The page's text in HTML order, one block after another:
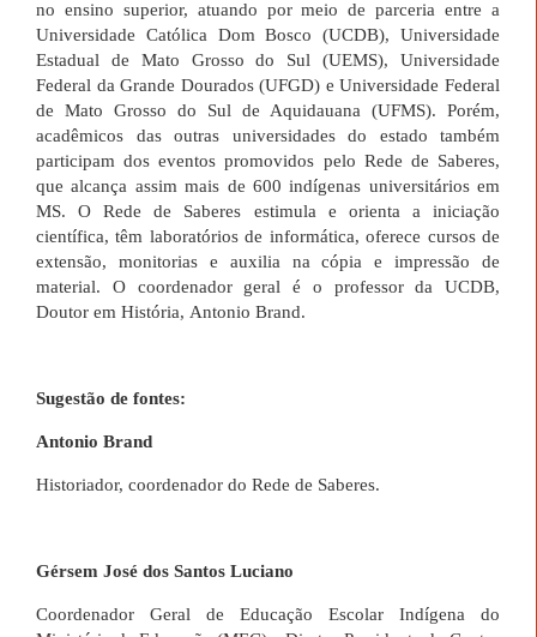
no ensino superior, atuando por meio de parceria entre a
Universidade Católica Dom Bosco (UCDB), Universidade
Estadual de Mato Grosso do Sul (UEMS), Universidade
Federal da Grande Dourados (UFGD) e Universidade Federal
de Mato Grosso do Sul de Aquidauana (UFMS). Porém,
acadêmicos das outras universidades do estado também
participam dos eventos promovidos pelo Rede de Saberes,
que alcança assim mais de 600 indígenas universitários em
MS. O Rede de Saberes estimula e orienta a iniciação
científica, têm laboratórios de informática, oferece cursos de
extensão, monitorias e auxilia na cópia e impressão de
material. O coordenador geral é o professor da UCDB,
Doutor em História, Antonio Brand.
Sugestão de fontes:
Antonio Brand
Historiador, coordenador do Rede de Saberes.
Gérsem José dos Santos Luciano
Coordenador Geral de Educação Escolar Indígena do